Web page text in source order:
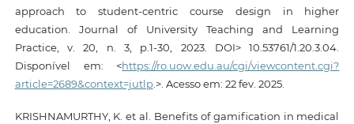
approach to student-centric course design in higher
education. Journal of University Teaching and Learning
Practice, v. 20, n. 3, p.1-30, 2023. DOI> 10.53761/1.20.3.04.
Disponível em: <https://ro.uow.edu.au/cgi/viewcontent.cgi?
article=2689&context=jutlp.>. Acesso em: 22 fev. 2025.
KRISHNAMURTHY, K. et al. Benefits of gamification in medical